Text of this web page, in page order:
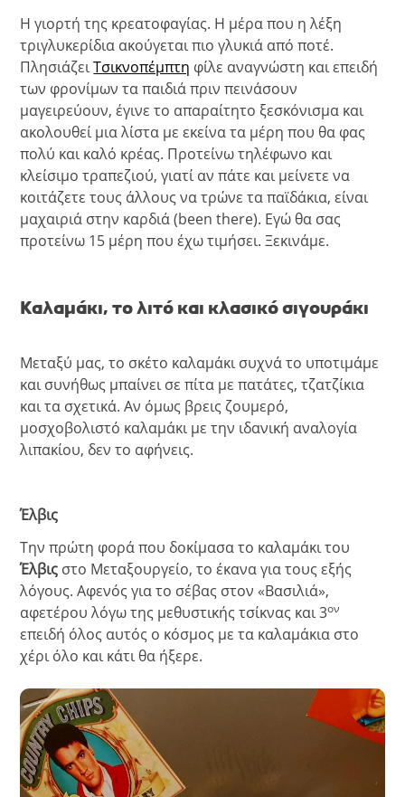
Η γιορτή της κρεατοφαγίας. Η μέρα που η λέξη
τριγλυκερίδια ακούγεται πιο γλυκιά από ποτέ.
ΠλησιάζειΤσικνοπέμπτη φίλε αναγνώστη και επειδή
των φρονίμων τα παιδιά πριν πεινάσουν
μαγειρεύουν, έγινε το απαραίτητο ξεσκόνισμα και
ακολουθεί μια λίστα με εκείνα τα μέρη που θα φας
πολύ και καλό κρέας. Προτείνω τηλέφωνο και
κλείσιμο τραπεζιού, γιατί αν πάτε και μείνετε να
κοιτάζετε τους άλλους να τρώνε τα παϊδάκια, είναι
μαχαιριά στην καρδιά (been there). Εγώ θα σας
προτείνω 15 μέρη που έχω τιμήσει. Ξεκινάμε.
Καλαμάκι, το λιτό και κλασικό σιγουράκι
Μεταξύ μας, το σκέτο καλαμάκι συχνά το υποτιμάμε
και συνήθως μπαίνει σε πίτα με πατάτες, τζατζίκια
και τα σχετικά. Αν όμως βρεις ζουμερό,
μοσχοβολιστό καλαμάκι με την ιδανική αναλογία
λιπακίου, δεν το αφήνεις.
Έλβις
Την πρώτη φορά που δοκίμασα το καλαμάκι του
Έλβις στο Μεταξουργείο, το έκανα για τους εξής
λόγους. Αφενός για το σέβας στον «Βασιλιά»,
αφετέρου λόγω της μεθυστικής τσίκνας και 3ον
επειδή όλος αυτός ο κόσμος με τα καλαμάκια στο
χέρι όλο και κάτι θα ήξερε.